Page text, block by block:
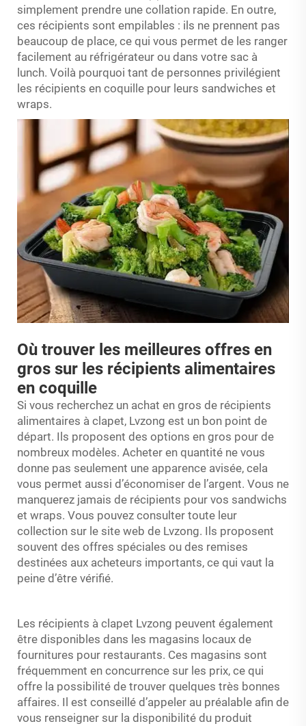
simplement prendre une collation rapide. En outre,
ces récipients sont empilables : ils ne prennent pas
beaucoup de place, ce qui vous permet de les ranger
facilement au réfrigérateur ou dans votre sac à
lunch. Voilà pourquoi tant de personnes privilégient
les récipients en coquille pour leurs sandwiches et
wraps.
Où trouver les meilleures offres en
gros sur les récipients alimentaires
en coquille
Si vous recherchez un achat en gros de récipients
alimentaires à clapet, Lvzong est un bon point de
départ. Ils proposent des options en gros pour de
nombreux modèles. Acheter en quantité ne vous
donne pas seulement une apparence avisée, cela
vous permet aussi d’économiser de l’argent. Vous ne
manquerez jamais de récipients pour vos sandwichs
et wraps. Vous pouvez consulter toute leur
collection sur le site web de Lvzong. Ils proposent
souvent des offres spéciales ou des remises
destinées aux acheteurs importants, ce qui vaut la
peine d’être vérifié.
Les récipients à clapet Lvzong peuvent également
être disponibles dans les magasins locaux de
fournitures pour restaurants. Ces magasins sont
fréquemment en concurrence sur les prix, ce qui
offre la possibilité de trouver quelques très bonnes
affaires. Il est conseillé d’appeler au préalable afin de
vous renseigner sur la disponibilité du produit